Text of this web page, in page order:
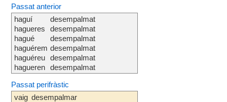
Passat anterior
haguí
hagueres
hagué
haguérem
haguéreu
hagueren
desempalmat
desempalmat
desempalmat
desempalmat
desempalmat
desempalmat
Passat perifràstic
vaig desempalmar